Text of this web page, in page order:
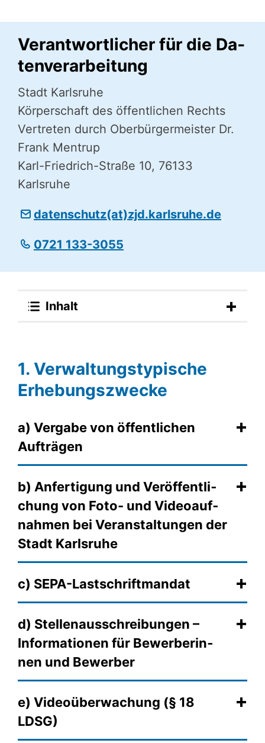
Verant­wort­li­cher für die Da­
ten­ver­ar­bei­tung
Stadt Karlsruhe
Körper­schaft des öffent­li­chen Rechts
Vertreten durch Oberbür­ger­meis­ter Dr.
Frank Mentrup
Karl-Friedrich-Straße 10, 76133
Karlsruhe
datenschutz(at)zjd.karlsruhe.de
0721 133-3055
Inhalt
1. Verwal­tungs­ty­pi­sche
Erhebungs­zwe­cke
a) Vergabe von öffent­li­chen
Aufträgen
b) Anfer­ti­gung und Veröf­fent­li­
chung von Foto- und Vi­deo­auf­
nah­men bei Veran­stal­tun­gen der
Stadt Karlsruhe
c) SEPA-Lastschrift­man­dat
d) Stellen­aus­schrei­bun­gen –
Infor­ma­tio­nen für Be­wer­be­rin­
nen und Bewerber
e) Video­über­wa­chung (§ 18
LDSG)